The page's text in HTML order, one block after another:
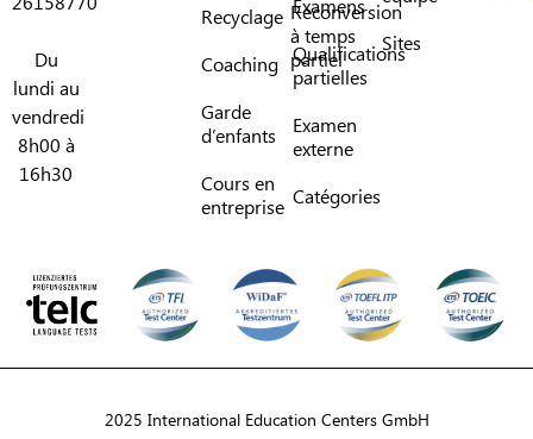
Du
lundi au
vendredi
8h00 à
16h30
Recyclage
Coaching
Garde
d’enfants
Cours en
entreprise
Examens
Qualifications
partielles
Examen
externe
Catégories
Reconversion
à temps
partiel
Sites
2025 International Education Centers GmbH